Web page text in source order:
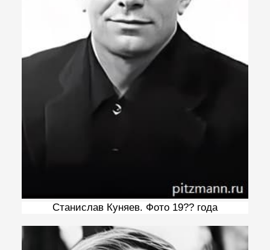
Станислав Куняев. Фото 19?? года